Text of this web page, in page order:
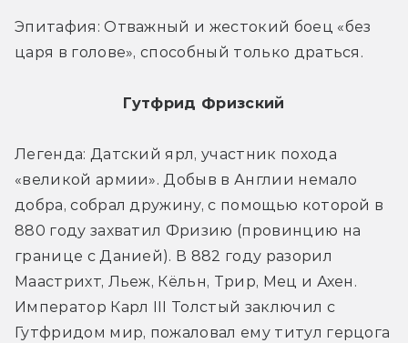
Эпитафия: Отважный и жестокий боец «без
царя в голове», способный только драться.
Гутфрид Фризский
Легенда: Датский ярл, участник похода
«великой армии». Добыв в Англии немало
добра, собрал дружину, с помощью которой в
880 году захватил Фризию (провинцию на
границе с Данией). В 882 году разорил
Маастрихт, Льеж, Кёльн, Трир, Мец и Ахен.
Император Карл III Толстый заключил с
Гутфридом мир, пожаловал ему титул герцога